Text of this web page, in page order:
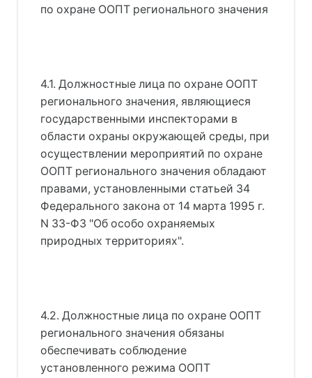
по охране ООПТ регионального значения
4.1. Должностные лица по охране ООПТ
регионального значения, являющиеся
государственными инспекторами в
области охраны окружающей среды, при
осуществлении мероприятий по охране
ООПТ регионального значения обладают
правами, установленными статьей 34
Федерального закона от 14 марта 1995 г.
N 33-ФЗ "Об особо охраняемых
природных территориях".
4.2. Должностные лица по охране ООПТ
регионального значения обязаны
обеспечивать соблюдение
установленного режима ООПТ